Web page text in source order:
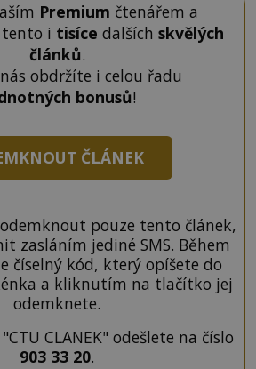
Premium čtenářem a
i tisíce dalších skvělých
článků.
obdržíte i celou řadu
bonusů!
ČLÁNEK
pouze tento článek,
zasláním jediné SMS. Během
číselný kód, který opíšete do
a kliknutím na tlačítko jej
odemknete.
CLANEK" odešlete na číslo
903 33 20.